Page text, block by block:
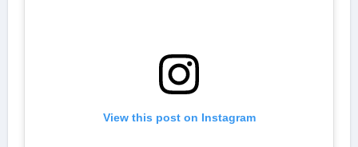
View this post on Instagram